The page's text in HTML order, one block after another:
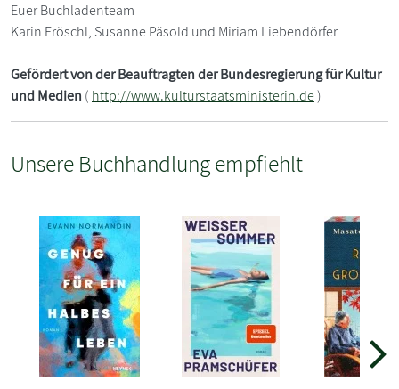
Euer Buchladenteam
Karin Fröschl, Susanne Päsold und Miriam Liebendörfer
Gefördert von der Beauftragten der Bundesregierung für Kultur
und Medien ( http://www.kulturstaatsministerin.de)
Unsere Buchhandlung empfiehlt